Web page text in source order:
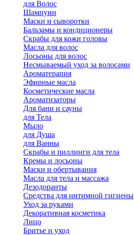
для Волос
Шампуни
Маски и сыворотки
Бальзамы и кондиционеры
Скрабы для кожи головы
Масла для волос
Лосьоны для волос
Несмываемый уход за волосами
Ароматерапия
Эфирные масла
Косметические масла
Ароматизаторы
Для бани и сауны
для Тела
Мыло
для Душа
для Ванны
Скрабы и пиллинги для тела
Кремы и лосьоны
Маски и обертывания
Масла для тела и массажа
Дезодоранты
Средства для интимной гигиены
Уход за руками
Декоративная косметика
Лицо
Бритье и уход